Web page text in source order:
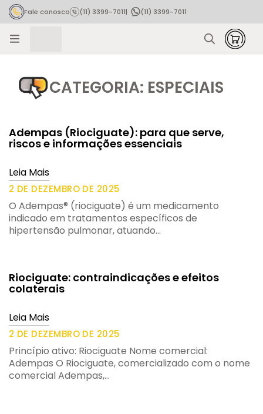
Fale conosco (11) 3399-7011|
(11) 3399-7011
CATEGORIA: ESPECIAIS
2 DE DEZEMBRO DE 2025
Adempas (Riociguate): para que serve,
riscos e informações essenciais
O Adempas® (riociguate) é um medicamento
indicado em tratamentos específicos de
hipertensão pulmonar, atuando…
Leia Mais
2 DE DEZEMBRO DE 2025
Riociguate: contraindicações e efeitos
colaterais
Princípio ativo: Riociguate Nome comercial:
Adempas O Riociguate, comercializado com o nome
comercial Adempas,…
Leia Mais